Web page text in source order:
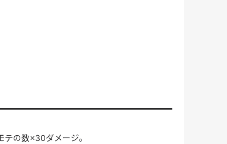
の数×30ダメージ。